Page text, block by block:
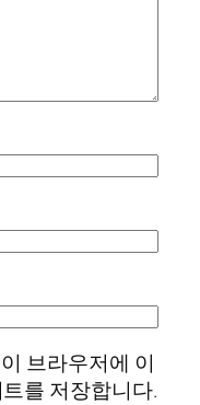
브라우저에 이
를 저장합니다.